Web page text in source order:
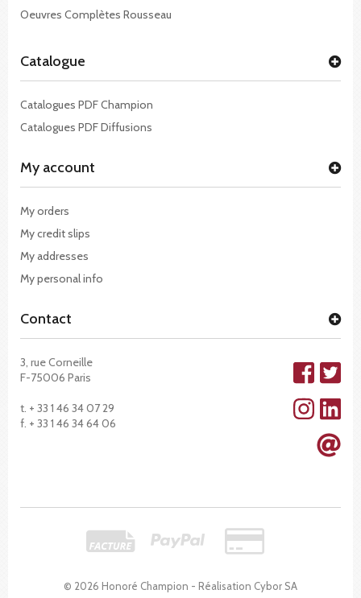
© 2026 Honoré Champion - Réalisation Cybor SA
Oeuvres Complètes Rousseau
Catalogue
Catalogues PDF Champion
Catalogues PDF Diffusions
My account
My orders
My credit slips
My addresses
My personal info
Contact
3, rue Corneille
F-75006 Paris
t. + 33 1 46 34 07 29
f. + 33 1 46 34 64 06